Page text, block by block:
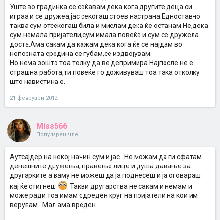
Уште во градинка се сеќавам дека кога другите деца си
играа и се дружеа,јас секогаш стоев настрана.Едноставно
таква сум отсекогаш била и мислам дека ќе останам.Не,дека
сум немала пријатели,сум имала повеќе и сум се дружела
доста.Ама сакам да кажам дека кога ќе се најдам во
непозната средина се губам,се издвојувам.
Но нема зошто тоа толку да ве депримира.Најпосле не е
страшна работа,ти повеќе го доживуваш тоа така отколку
што навистина е.
21 февруари 2012
Miss666
Популарен член
Аутсајдер на некој начин сум и јас.. Не можам да ги сфатам
денешните дружења, правење лице и душа давање за
другарките а ваму не можеш да ја поднесеш и ја оговараш
кај ќе стигнеш
Такви другарства не сакам и немам и
може ради тоа имам одреден круг на пријатели на кои им
верувам.. Мал ама вреден..